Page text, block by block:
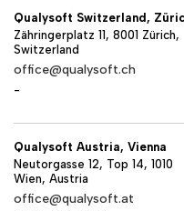
Qualysoft Switzerland,
Zähringerplatz 11, 8001 Zürich,
Switzerland
office@qualysoft.ch
-
Qualysoft Austria, Vienna
Neutorgasse 12, Top 14, 1010
Wien, Austria
office@qualysoft.at